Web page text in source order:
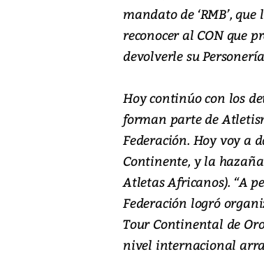
mandato de ‘RMB’,
reconocer al CON que
devolverle su
Hoy continúo con los
forman parte de
Federación. Hoy voy a
Continente, y la
Atletas Africanos). “A
Federación logró
Tour Continental de
nivel internacional